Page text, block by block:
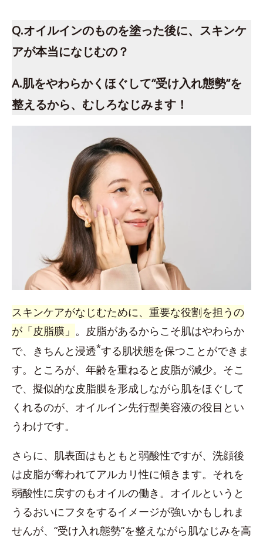
Q.オイルインのものを塗った後に、スキンケ
アが本当になじむの？
A.肌をやわらかくほぐして“受け入れ態勢”を
整えるから、むしろなじみます！
スキンケアがなじむために、重要な役割を担うの
が「皮脂膜」 。皮脂があるからこそ肌はやわらか
で、きちんと浸透*する肌状態を保つことができま
す。ところが、年齢を重ねると皮脂が減少。そこ
で、擬似的な皮脂膜を形成しながら肌をほぐして
くれるのが、オイルイン先行型美容液の役目とい
うわけです。
さらに、肌表面はもともと弱酸性ですが、洗顔後
は皮脂が奪われてアルカリ性に傾きます。それを
弱酸性に戻すのもオイルの働き。オイルというと
うるおいにフタをするイメージが強いかもしれま
せんが、“受け入れ態勢”を整えながら肌なじみを高